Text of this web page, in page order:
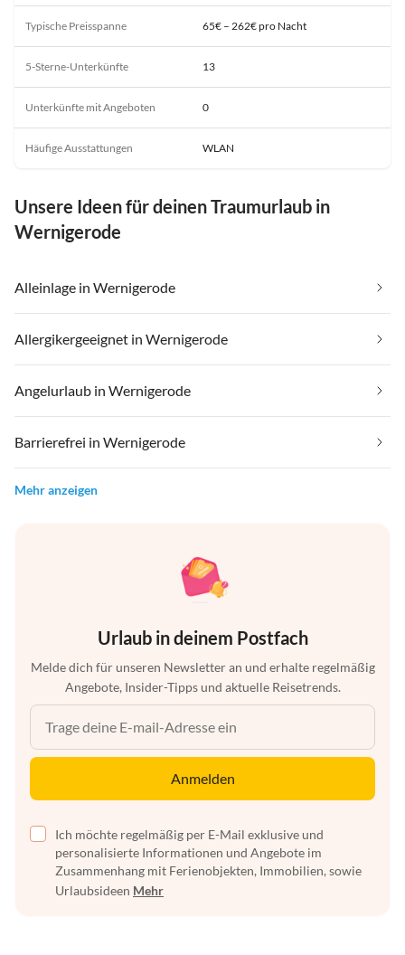
Typische Preisspanne 65€ – 262€ pro Nacht
5-Sterne-Unterkünfte 13
Unterkünfte mit Angeboten 0
Häufige Ausstattungen WLAN
Unsere Ideen für deinen Traumurlaub in
Wernigerode
Alleinlage in Wernigerode
Allergikergeeignet in Wernigerode
Angelurlaub in Wernigerode
Barrierefrei in Wernigerode
Mehr anzeigen
Urlaub in deinem Postfach
Melde dich für unseren Newsletter an und erhalte regelmäßig
Angebote, Insider-Tipps und aktuelle Reisetrends.
Anmelden
Ich möchte regelmäßig per E-Mail exklusive und
personalisierte Informationen und Angebote im
Zusammenhang mit Ferienobjekten, Immobilien, sowie
Urlaubsideen Mehr